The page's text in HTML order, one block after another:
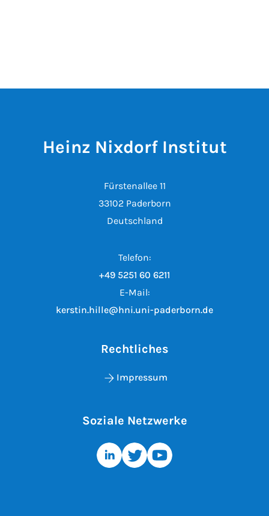
Heinz Nixdorf Institut
Fürstenallee 11
33102 Paderborn
Deutschland
Telefon:
+49 5251 60 6211
E-Mail:
kerstin.hille@hni.uni-paderborn.de
Rechtliches
Impressum
Soziale Netzwerke